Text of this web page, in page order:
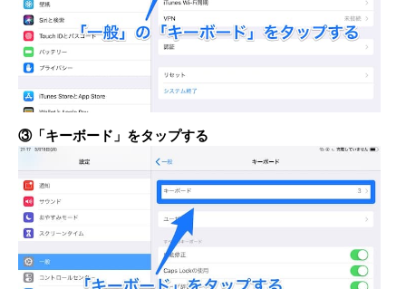
③「キーボード」をタップする